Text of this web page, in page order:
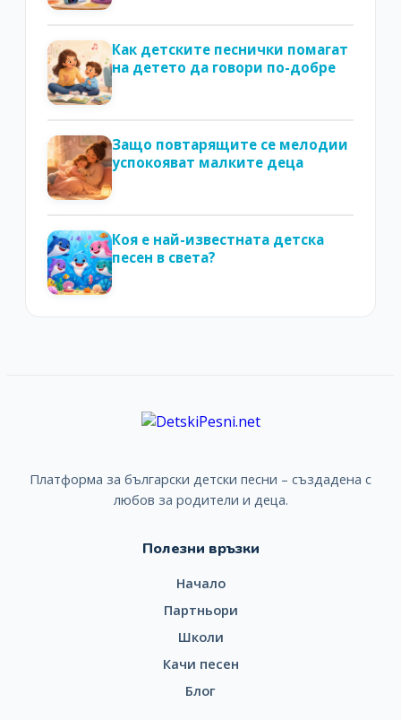
Как детските песнички помагат
на детето да говори по-добре
Защо повтарящите се мелодии
успокояват малките деца
Коя е най-известната детска
песен в света?
Платформа за български детски песни – създадена с
любов за родители и деца.
Полезни връзки
Начало
Партньори
Школи
Качи песен
Блог